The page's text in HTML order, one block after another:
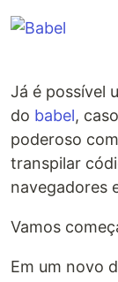
Já é possível
do babel,
poderoso
transpilar
navegadores
Vamos
Em um novo